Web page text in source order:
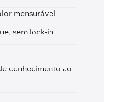
mensurável
sem lock-in
conhecimento ao